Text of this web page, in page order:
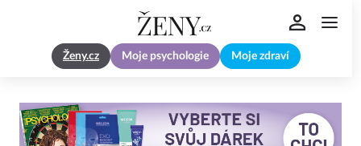
Ženy.cz Moje psychologie Moje zdraví